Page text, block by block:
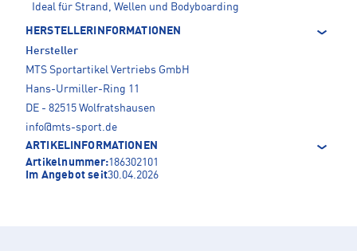
Ideal für Strand, Wellen und Bodyboarding
HERSTELLERINFORMATIONEN
Hersteller
MTS Sportartikel Vertriebs GmbH
Hans-Urmiller-Ring 11
DE - 82515 Wolfratshausen
info@mts-sport.de
ARTIKELINFORMATIONEN
Artikelnummer:186302101
Im Angebot seit30.04.2026